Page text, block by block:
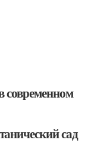
современном
сад